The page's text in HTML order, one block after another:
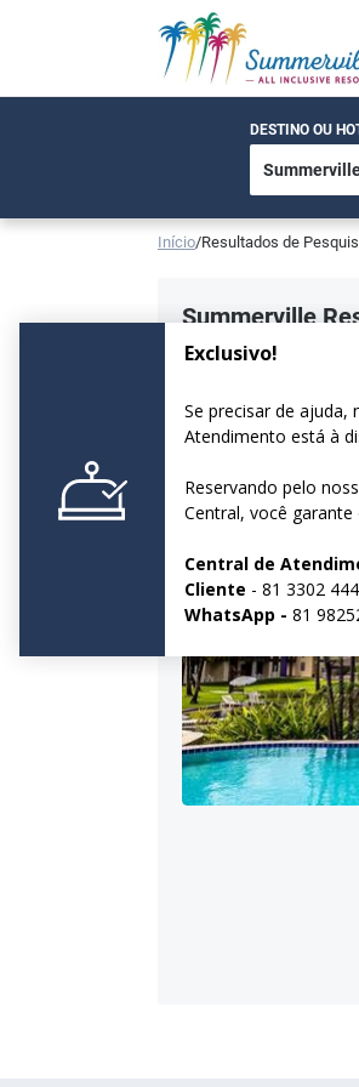
DESTINO OU
Início/Resultados de
Summerville
Estr. Ac. p/ Praia de